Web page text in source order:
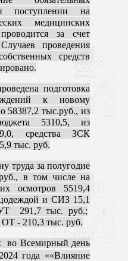
поступлении на
медицинских
за счет
проведения
средств
подготовка
к новому
58387,2 тыс.руб., из
5310,5, из
средства ЗСК
тыс. руб.
труда за полугодие
в том числе на
осмотров 5519,4
и СИЗ 15,1
291,7 тыс. руб.;
ОТ - 210,3 тыс. руб.
во Всемирный день
года ««Влияние